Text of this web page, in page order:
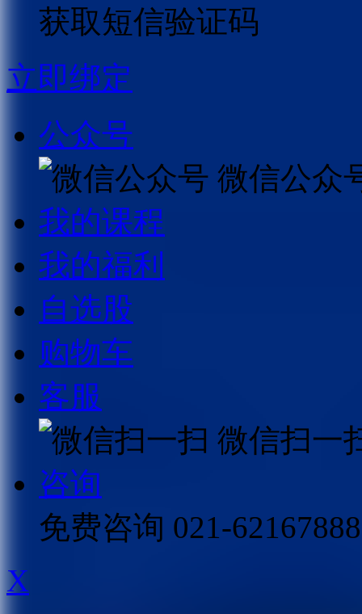
获取短信验证码
立即绑定
公众号
微信公众
我的课程
我的福利
自选股
购物车
客服
微信扫一
咨询
免费咨询 021-62167888
X